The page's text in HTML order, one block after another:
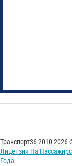
Транспорт36 2010-2026
Лицензия На
Года